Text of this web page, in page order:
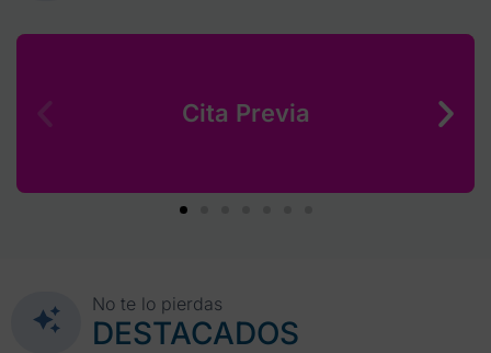
Cita Previa
No te lo pierdas
DESTACADOS